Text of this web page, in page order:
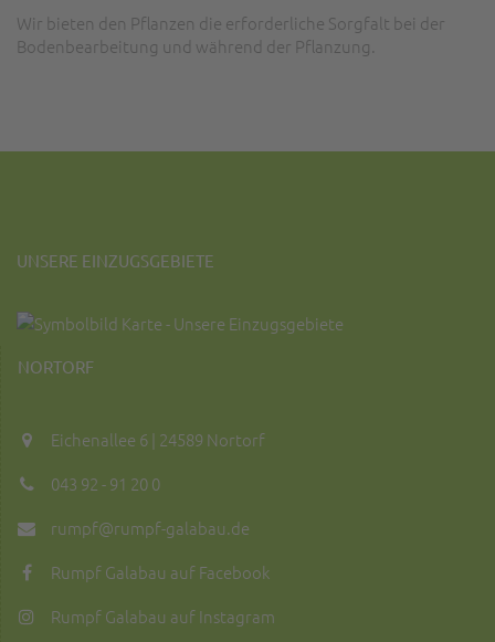
Wir bieten den Pflanzen die erforderliche Sorgfalt bei der
Bodenbearbeitung und während der Pflanzung.
UNSERE EINZUGSGEBIETE
NORTORF
Eichenallee 6 | 24589 Nortorf
043 92 - 91 20 0
rumpf@rumpf-galabau.de
Rumpf Galabau auf Facebook
Rumpf Galabau auf Instagram